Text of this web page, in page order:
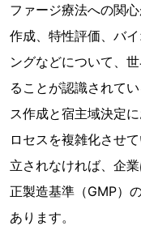
ファージ療法への関
作成、特性評価、バ
ングなどについて、
ることが認識されて
ス作成と宿主域決定
ロセスを複雑化させ
立されなければ、企
正製造基準（GMP）
あります。